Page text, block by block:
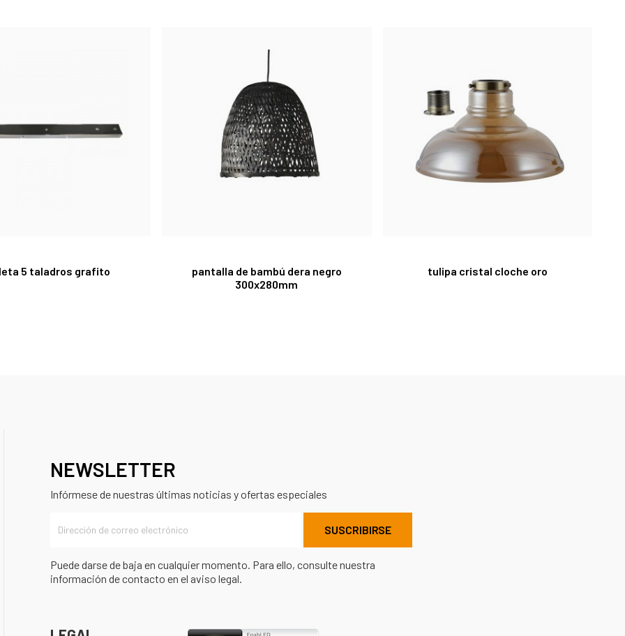
5 taladros grafito
pantalla de bambú dera negro
300x280mm
tulipa cristal cloche oro
NEWSLETTER
Infórmese de nuestras últimas noticias y ofertas especiales
Puede darse de baja en cualquier momento. Para ello, consulte nuestra
información de contacto en el aviso legal.